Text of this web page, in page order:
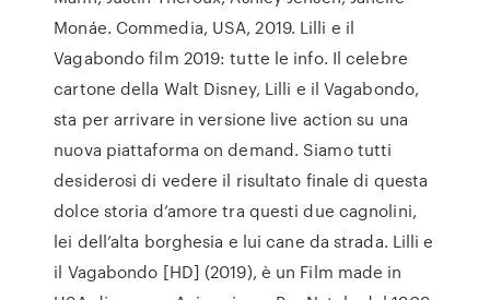
Monáe. Commedia, USA, 2019. Lilli e il
Vagabondo film 2019: tutte le info. Il celebre
cartone della Walt Disney, Lilli e il Vagabondo,
sta per arrivare in versione live action su una
nuova piattaforma on demand. Siamo tutti
desiderosi di vedere il risultato finale di questa
dolce storia d’amore tra questi due cagnolini,
lei dell’alta borghesia e lui cane da strada. Lilli e
il Vagabondo [HD] (2019), è un Film made in